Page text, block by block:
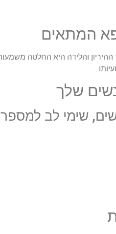
המתאים
והלידה היא החלטה
שלך
שימי לב למספר